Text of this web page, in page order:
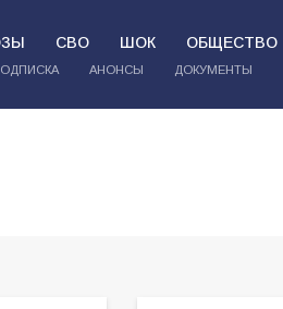
СВО ШОК ОБЩЕСТВО
АНОНСЫ ДОКУМЕНТЫ